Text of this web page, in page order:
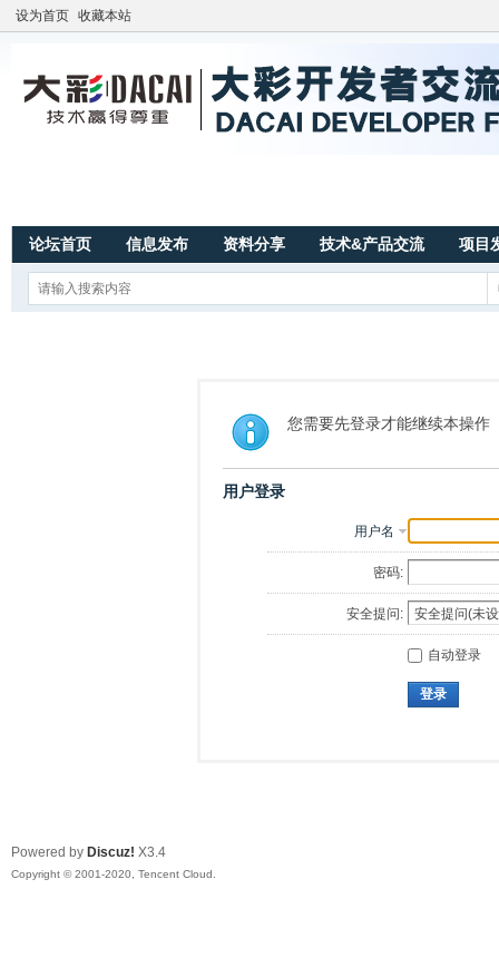
设为首页 收藏本站
论坛首页 信息发布 资料分享 技术&产品交流 项目
您需要先登录才能继续本操作
用户登录
用户名
密码:
安全提问:
自动登录
登录
Powered by Discuz! X3.4
Copyright © 2001-2020, Tencent Cloud.